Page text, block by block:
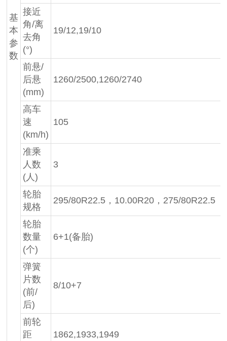
基
本
参
数
接近
角/离
去角
(°)
19/12,19/10
前悬/
后悬
(mm)
1260/2500,1260/2740
高车
速
(km/h)
105
准乘
人数
(人)
3
轮胎
规格
295/80R22.5，10.00R20，275/80R22.5
轮胎
数量
(个)
6+1(备胎)
弹簧
片数
(前/
后)
8/10+7
前轮
距
1862,1933,1949